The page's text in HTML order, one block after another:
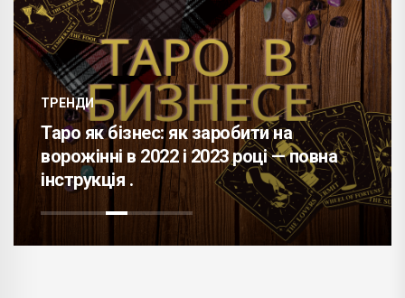
ТРЕНДИ
Таро як бізнес: як заробити на
ворожінні в 2022 і 2023 році — повна
інструкція .